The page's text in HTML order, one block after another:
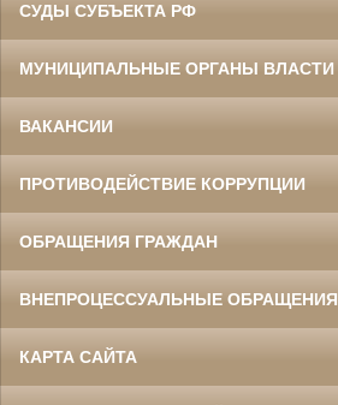
СУДЫ СУБЪЕКТА РФ
МУНИЦИПАЛЬНЫЕ ОРГАНЫ ВЛАСТИ
ВАКАНСИИ
ПРОТИВОДЕЙСТВИЕ КОРРУПЦИИ
ОБРАЩЕНИЯ ГРАЖДАН
ВНЕПРОЦЕССУАЛЬНЫЕ ОБРАЩЕНИЯ
КАРТА САЙТА